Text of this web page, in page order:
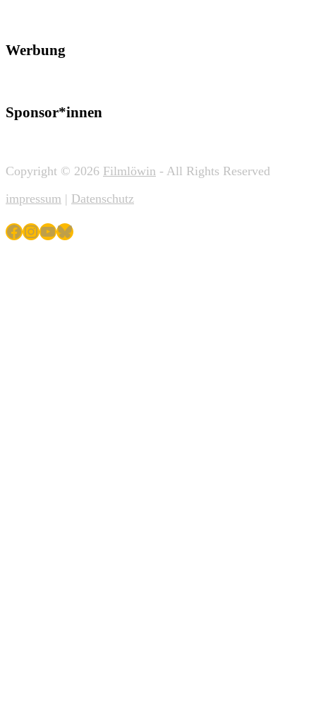
Werbung
Sponsor*innen
Copyright © 2026 Filmlöwin - All Rights Reserved
impressum | Datenschutz
Facebook
Instagram
YouTube
Bluesky